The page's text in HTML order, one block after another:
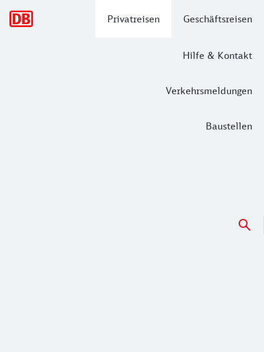
Privatreisen Geschäftsreisen
Hilfe & Kontakt
Verkehrsmeldungen
Baustellen